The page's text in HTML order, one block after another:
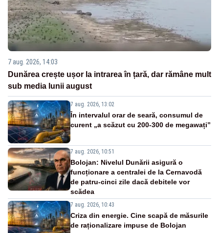
7 aug. 2026, 14:03
Dunărea crește ușor la intrarea în țară, dar rămâne mult
sub media lunii august
7 aug. 2026, 13:02
În intervalul orar de seară, consumul de
curent „a scăzut cu 200-300 de megawați”
7 aug. 2026, 10:51
Bolojan: Nivelul Dunării asigură o
funcționare a centralei de la Cernavodă
de patru-cinci zile dacă debitele vor
scădea
7 aug. 2026, 10:43
Criza din energie. Cine scapă de măsurile
de raționalizare impuse de Bolojan